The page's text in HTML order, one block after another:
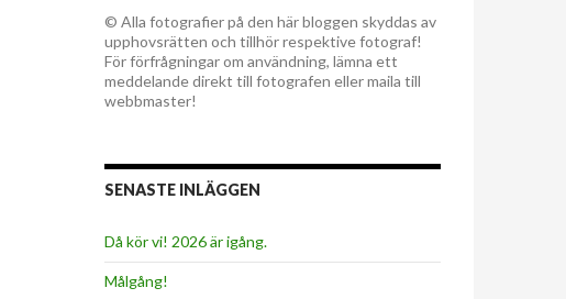
© Alla fotografier på den här bloggen skyddas av
upphovsrätten och tillhör respektive fotograf!
För förfrågningar om användning, lämna ett
meddelande direkt till fotografen eller maila till
webbmaster!
SENASTE INLÄGGEN
Då kör vi! 2026 är igång.
Målgång!